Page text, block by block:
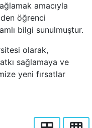
amacıyla
öğrenci
bilgi sunulmuştur.
olarak,
sağlamaya ve
yeni fırsatlar